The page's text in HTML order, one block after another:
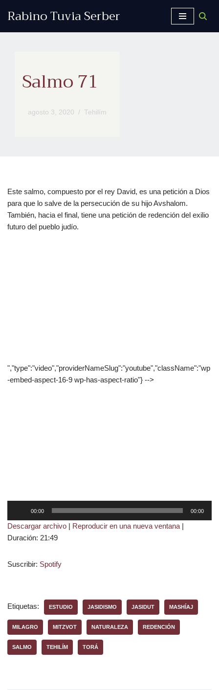
Rabino Tuvia Serber
Salmo 71
agosto 3, 2020 Tehilím
Este salmo, compuesto por el rey David, es una petición a Dios
para que lo salve de la persecución de su hijo Avshalom.
También, hacia el final, tiene una petición de redención del exilio
futuro del pueblo judío.
","type":"video","providerNameSlug":"youtube","className":"wp
-embed-aspect-16-9 wp-has-aspect-ratio"} -->
p
r
d
o
r
d
00:00 00:00
Descargar archivo | Reproducir en una nueva ventana |
Duración: 21:49
Suscribir: Spotify
Etiquetas: ESTUDIO JASIDISMO JASIDUT MASHÍAJ
MILAGRO MITZVOT NATURALEZA REDENCIÓN
SALMO TEHILÍM TORÁ